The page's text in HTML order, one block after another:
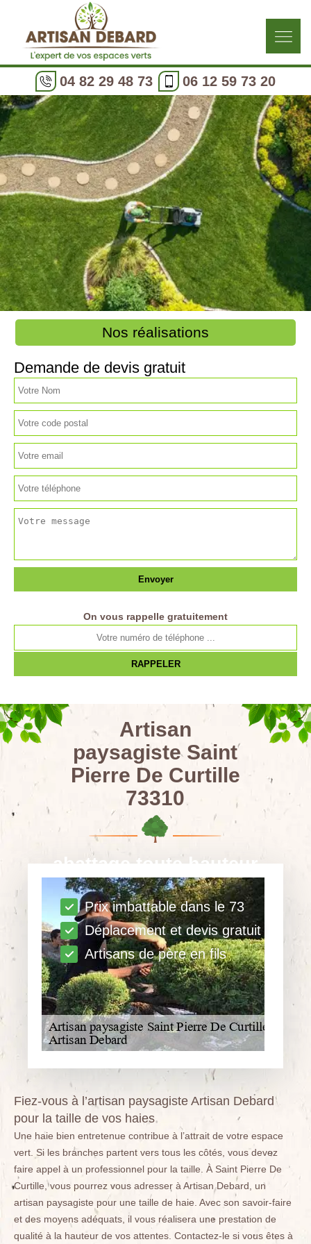
04 82 29 48 73 06 12 59 73 20
abattage toute hauteur
Prix imbattable dans le 73
Déplacement et devis gratuit
Artisans de père en fils
Nos réalisations
Demande de devis gratuit
On vous rappelle gratuitement
Artisan
paysagiste Saint
Pierre De Curtille
73310
Fiez-vous à l’artisan paysagiste Artisan Debard
pour la taille de vos haies
Une haie bien entretenue contribue à l’attrait de votre espace
vert. Si les branches partent vers tous les côtés, vous devez
faire appel à un professionnel pour la taille. À Saint Pierre De
Curtille, vous pourrez vous adresser à Artisan Debard, un
artisan paysagiste pour une taille de haie. Avec son savoir-faire
et des moyens adéquats, il vous réalisera une prestation de
qualité à la hauteur de vos attentes. Contactez-le si vous êtes à